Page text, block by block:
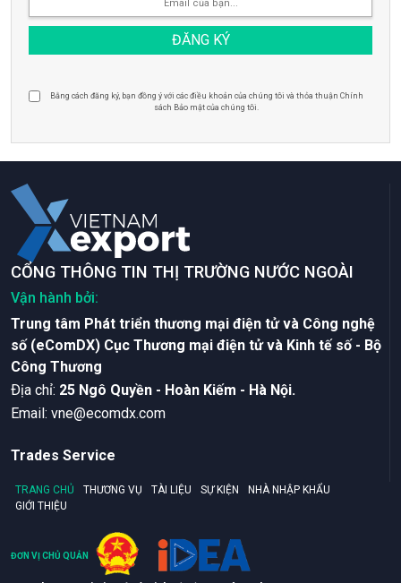
Bằng cách đăng ký, bạn đồng ý với các điều khoản của chúng tôi và thỏa thuận Chính
sách Bảo mật của chúng tôi.
CỔNG THÔNG TIN THỊ TRƯỜNG NƯỚC NGOÀI
Vận hành bởi:
Trung tâm Phát triển thương mại điện tử và Công nghệ
số (eComDX) Cục Thương mại điện tử và Kinh tế số - Bộ
Công Thương
Ðịa chỉ: 25 Ngô Quyền - Hoàn Kiếm - Hà Nội.
Email: vne@ecomdx.com
Trades Service
TRANG CHỦ THƯƠNG VỤ TÀI LIỆU SỰ KIỆN
NHÀ NHẬP KHẨU
GIỚI THIỆU
ĐƠN VỊ CHỦ QUẢN